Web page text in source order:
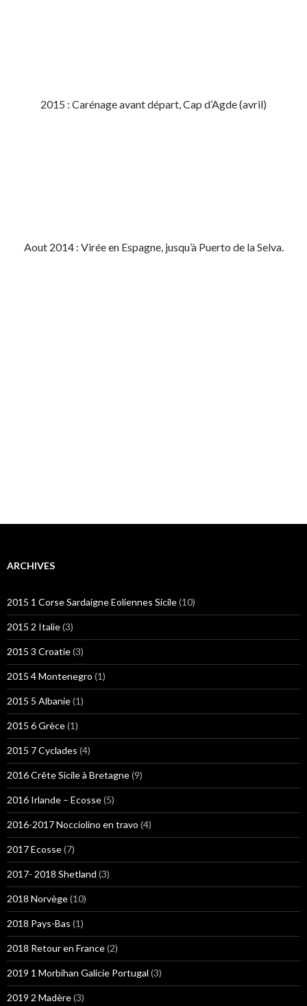
2015 : Carénage avant départ, Cap d’Agde (avril)
Aout 2014 : Virée en Espagne, jusqu’à Puerto de la Selva.
ARCHIVES
2015 1 Corse Sardaigne Eoliennes Sicile(10)
2015 2 Italie(3)
2015 3 Croatie(3)
2015 4 Montenegro (1)
2015 5 Albanie(1)
2015 6 Grèce(1)
2015 7 Cyclades (4)
2016 Crête Sicile à Bretagne(9)
2016 Irlande – Ecosse(5)
2016-2017 Nocciolino en travo (4)
2017 Ecosse(7)
2017- 2018 Shetland (3)
2018 Norvège(10)
2018 Pays-Bas (1)
2018 Retour en France(2)
2019 1 Morbihan Galicie Portugal (3)
2019 2 Madère(3)